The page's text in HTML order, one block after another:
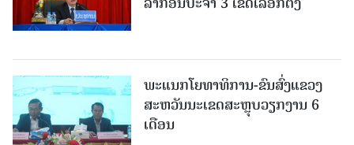
ພະແນກໂຍທາທິການ-ຂົນສົ່ງແຂວງ
ສະຫວັນນະເຂດສະຫຼຸບວຽກງານ 6
ເດືອນ